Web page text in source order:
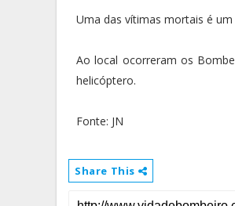
Uma das vítimas mortais é
Ao local ocorreram os
helicóptero.
Fonte: JN
Share This